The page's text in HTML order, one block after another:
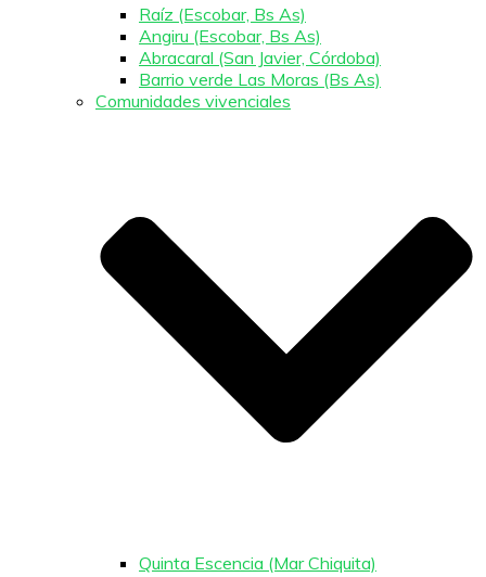
Raíz (Escobar, Bs As)
Angiru (Escobar, Bs As)
Abracaral (San Javier, Córdoba)
Barrio verde Las Moras (Bs As)
Comunidades vivenciales
Quinta Escencia (Mar Chiquita)